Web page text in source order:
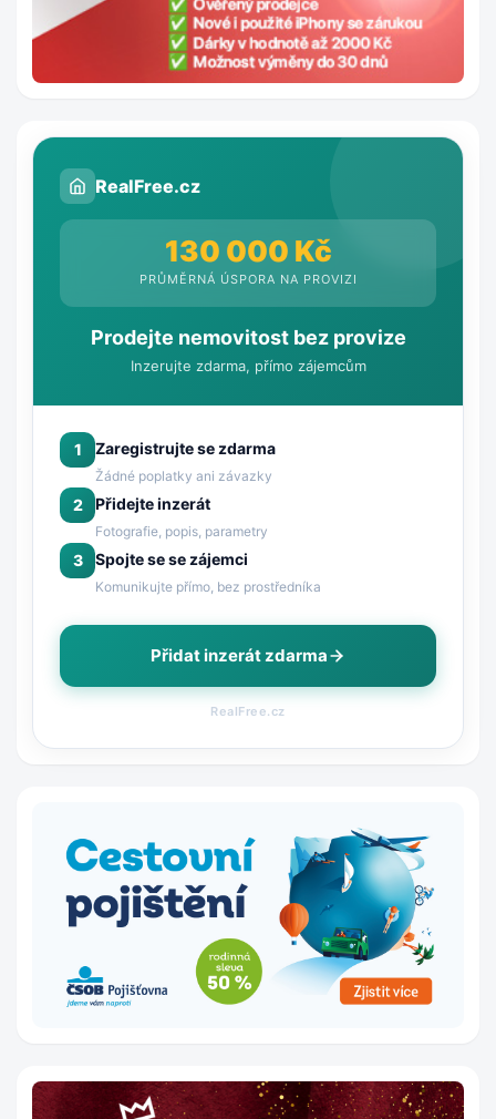
RealFree.cz
130 000 Kč
PRŮMĚRNÁ ÚSPORA NA PROVIZI
Prodejte nemovitost bez provize
Inzerujte zdarma, přímo zájemcům
1 Zaregistrujte se zdarma
Žádné poplatky ani závazky
2 Přidejte inzerát
Fotografie, popis, parametry
3 Spojte se se zájemci
Komunikujte přímo, bez prostředníka
Přidat inzerát zdarma
RealFree.cz